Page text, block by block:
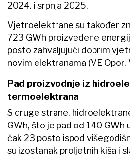
2024. i srpnja 2025.
Vjetroelektrane su također
723 GWh proizvedene
posto zahvaljujući dobrim
novim elektranama (VE Opor,
Pad proizvodnje iz
termoelektrana
S druge strane,
GWh, što je pad od 140 GWh
čak 23 posto ispod
su izostanak proljetnih kiša i